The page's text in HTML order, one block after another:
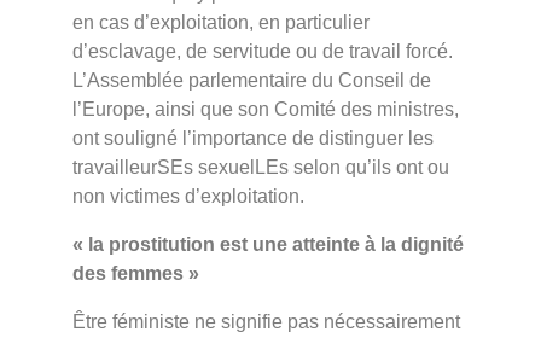
en cas d’exploitation, en particulier
d’esclavage, de servitude ou de travail forcé.
L’Assemblée parlementaire du Conseil de
l’Europe, ainsi que son Comité des ministres,
ont souligné l’importance de distinguer les
travailleurSEs sexuelLEs selon qu’ils ont ou
non victimes d’exploitation.
« la prostitution est une atteinte à la dignité
des femmes »
Être féministe ne signifie pas nécessairement